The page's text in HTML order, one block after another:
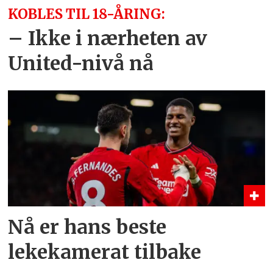
KOBLES TIL 18-ÅRING:
– Ikke i nærheten av
United-nivå nå
Nå er hans beste
lekekamerat tilbake